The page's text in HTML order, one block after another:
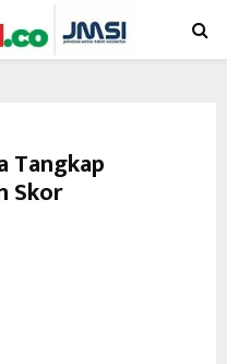
Tangkap
Skor